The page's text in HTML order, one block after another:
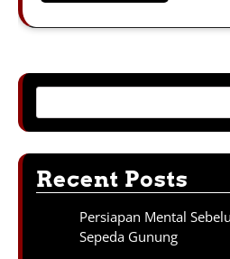
Recent Posts
Persiapan Mental
Sepeda Gunung